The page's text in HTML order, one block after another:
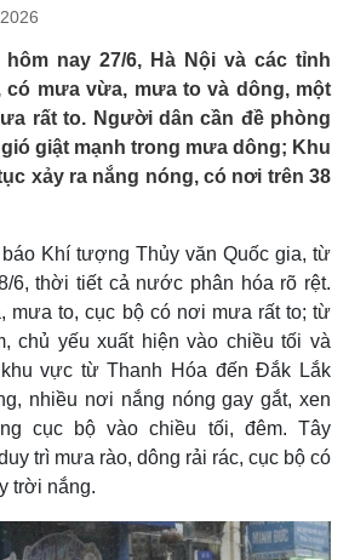
hôm nay 27/6, Hà Nội và các tỉnh
có mưa vừa, mưa to và dông, một
rất to. Người dân cần đề phòng
gió giật mạnh trong mưa dông; Khu
xảy ra nắng nóng, có nơi trên 38
Khí tượng Thủy văn Quốc gia, từ
6, thời tiết cả nước phân hóa rõ rệt.
mưa to, cục bộ có nơi mưa rất to; từ
chủ yếu xuất hiện vào chiều tối và
vực từ Thanh Hóa đến Đắk Lắk
nhiều nơi nắng nóng gay gắt, xen
cục bộ vào chiều tối, đêm. Tây
trì mưa rào, dông rải rác, cục bộ có
trời nắng.